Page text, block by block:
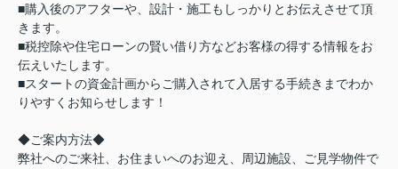
■購入後のアフターや、設計・施工もしっかりとお伝えさせて頂
きます。
■税控除や住宅ローンの賢い借り方などお客様の得する情報をお
伝えいたします。
■スタートの資金計画からご購入されて入居する手続きまでわか
りやすくお知らせします！
◆ご案内方法◆
弊社へのご来社、お住まいへのお迎え、周辺施設、ご見学物件で